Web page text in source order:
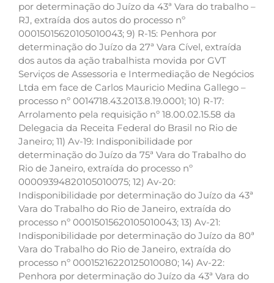
por determinação do Juízo da 43ª Vara do trabalho –
RJ, extraída dos autos do processo nº
00015015620105010043; 9) R-15: Penhora por
determinação do Juízo da 27ª Vara Cível, extraída
dos autos da ação trabalhista movida por GVT
Serviços de Assessoria e Intermediação de Negócios
Ltda em face de Carlos Mauricio Medina Gallego –
processo nº 0014718.43.2013.8.19.0001; 10) R-17:
Arrolamento pela requisição nº 18.00.02.15.58 da
Delegacia da Receita Federal do Brasil no Rio de
Janeiro; 11) Av-19: Indisponibilidade por
determinação do Juízo da 75ª Vara do Trabalho do
Rio de Janeiro, extraída do processo nº
00009394820105010075; 12) Av-20:
Indisponibilidade por determinação do Juízo da 43ª
Vara do Trabalho do Rio de Janeiro, extraída do
processo nº 00015015620105010043; 13) Av-21:
Indisponibilidade por determinação do Juízo da 80ª
Vara do Trabalho do Rio de Janeiro, extraída do
processo nº 00015216220125010080; 14) Av-22:
Penhora por determinação do Juízo da 43ª Vara do